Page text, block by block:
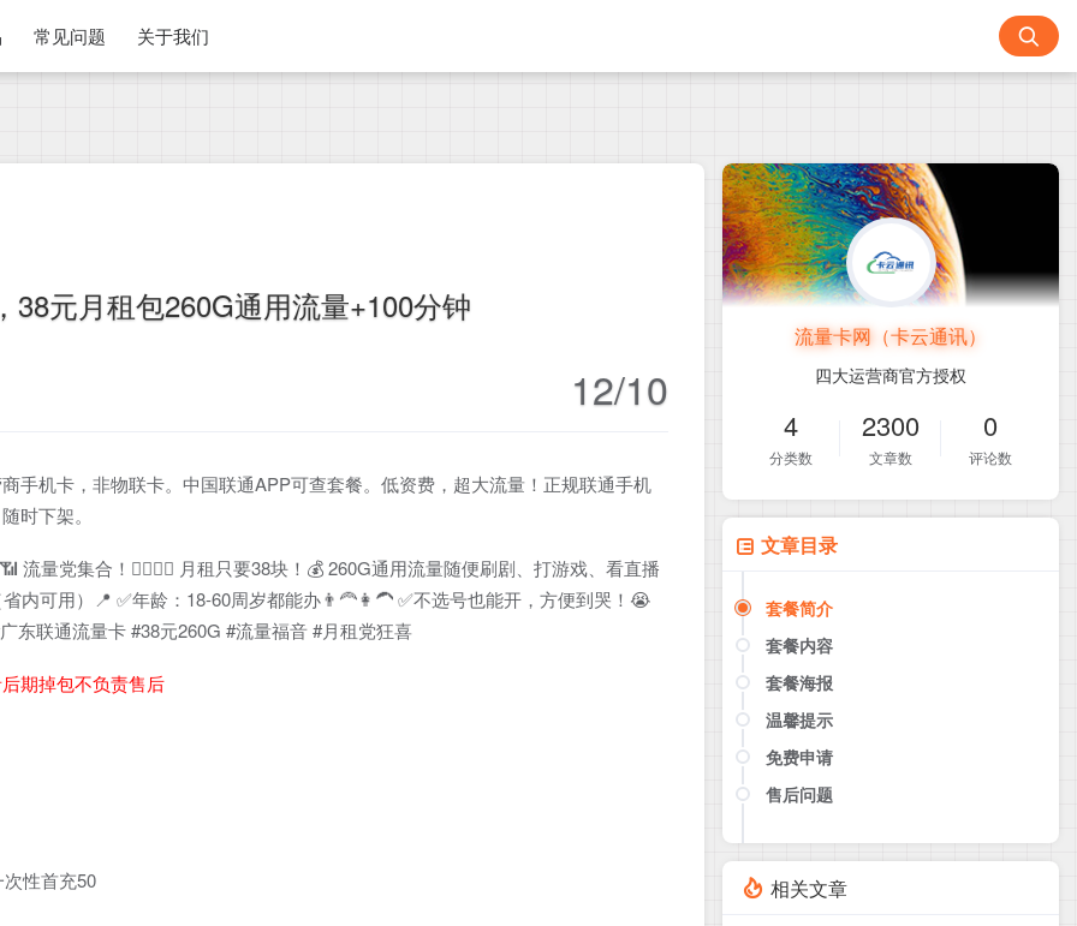
常见问题 关于我们
38元月租包260G通用流量+100分钟
12/10
手机卡，非物联卡。中国联通APP可查套餐。低资费，超大流量！正规联通手机
时下架。
量党集合！🙋‍♀️🙋‍♂️ 月租只要38块！💰 260G通用流量随便刷剧、打游戏、看直播
内可用）📍 ✅年龄：18-60周岁都能办👨‍🦰👩‍🦱 ✅不选号也能开，方便到哭！😭
东联通流量卡 #38元260G #流量福音 #月租党狂喜
期掉包不负责售后
性首充50
流量卡网（卡云通讯）
四大运营商官方授权
4
分类数
2300
文章数
0
评论数
文章目录
套餐简介
套餐内容
套餐海报
温馨提示
免费申请
点击这里或者手机扫描下方二维码
售后问题
相关文章